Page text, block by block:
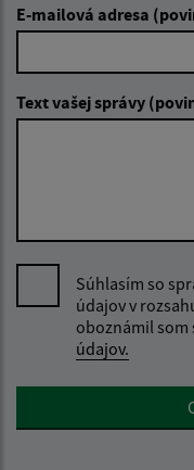
E-mailová adresa
Text vašej správy
Súhlasím so
údajov v
oboznámil som
údajov.
Google reCaptcha